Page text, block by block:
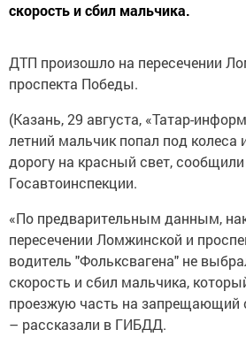
скорость и сбил мальчика.
ДТП произошло на пересечении
проспекта Победы.
(Казань, 29 августа, «Татар-
летний мальчик попал под колеса
дорогу на красный свет,
Госавтоинспекции.
«По предварительным данным,
пересечении Ломжинской и
водитель "Фольксвагена" не
скорость и сбил мальчика,
проезжую часть на запрещающий
– рассказали в ГИБДД.